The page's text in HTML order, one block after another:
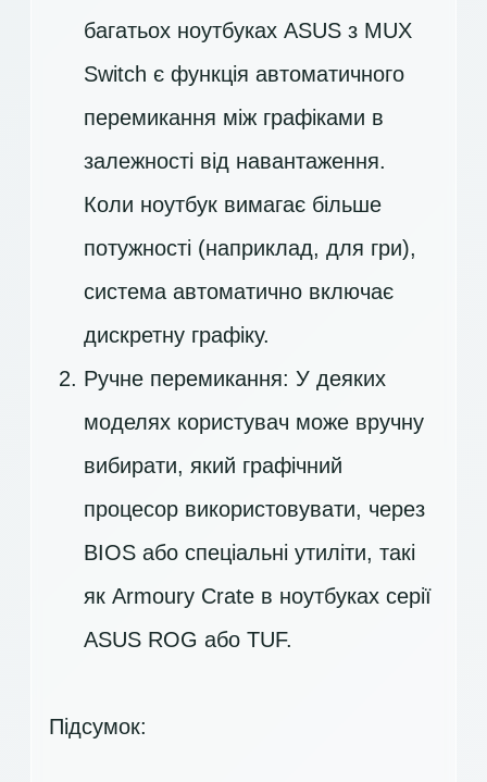
багатьох ноутбуках ASUS з MUX
Switch є функція автоматичного
перемикання між графіками в
залежності від навантаження.
Коли ноутбук вимагає більше
потужності (наприклад, для гри),
система автоматично включає
дискретну графіку.
Ручне перемикання: У деяких
моделях користувач може вручну
вибирати, який графічний
процесор використовувати, через
BIOS або спеціальні утиліти, такі
як Armoury Crate в ноутбуках серії
ASUS ROG або TUF.
Підсумок: